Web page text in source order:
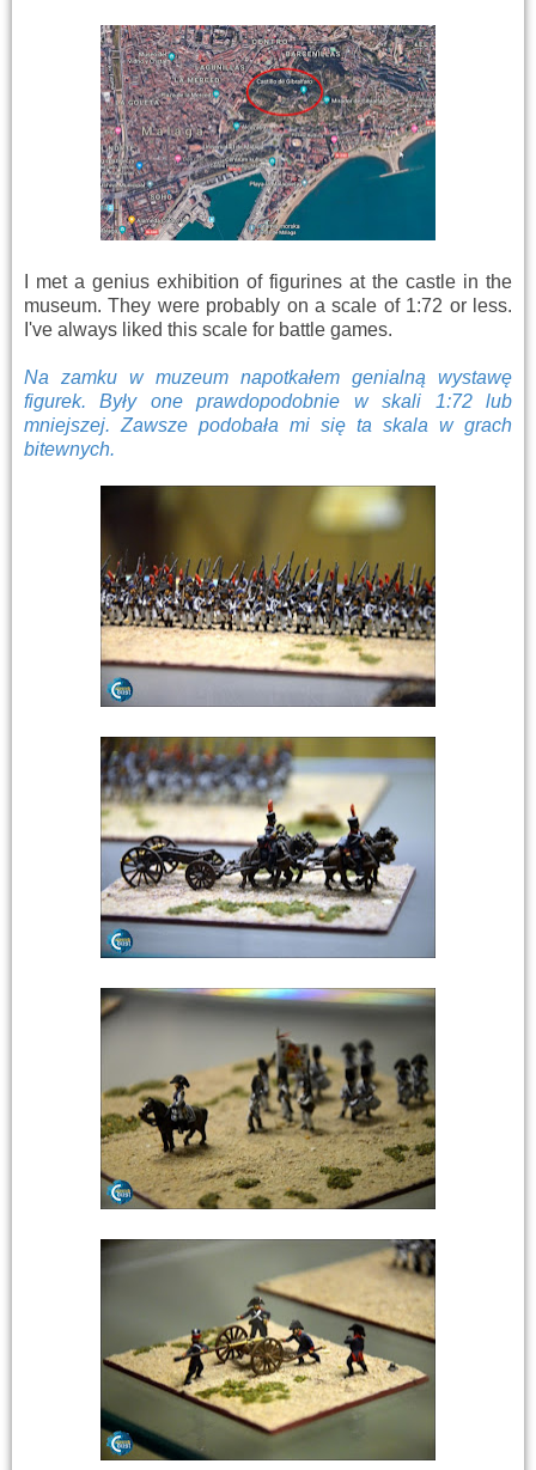
I met a genius exhibition of figurines at the castle in the
museum. They were probably on a scale of 1:72 or less.
I've always liked this scale for battle games.
Na zamku w muzeum napotkałem genialną wystawę
figurek. Były one prawdopodobnie w skali 1:72 lub
mniejszej. Zawsze podobała mi się ta skala w grach
bitewnych.